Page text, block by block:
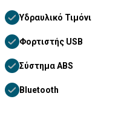
Υδραυλικό Τιμόνι
Φορτιστής USB
Σύστημα ABS
Bluetooth